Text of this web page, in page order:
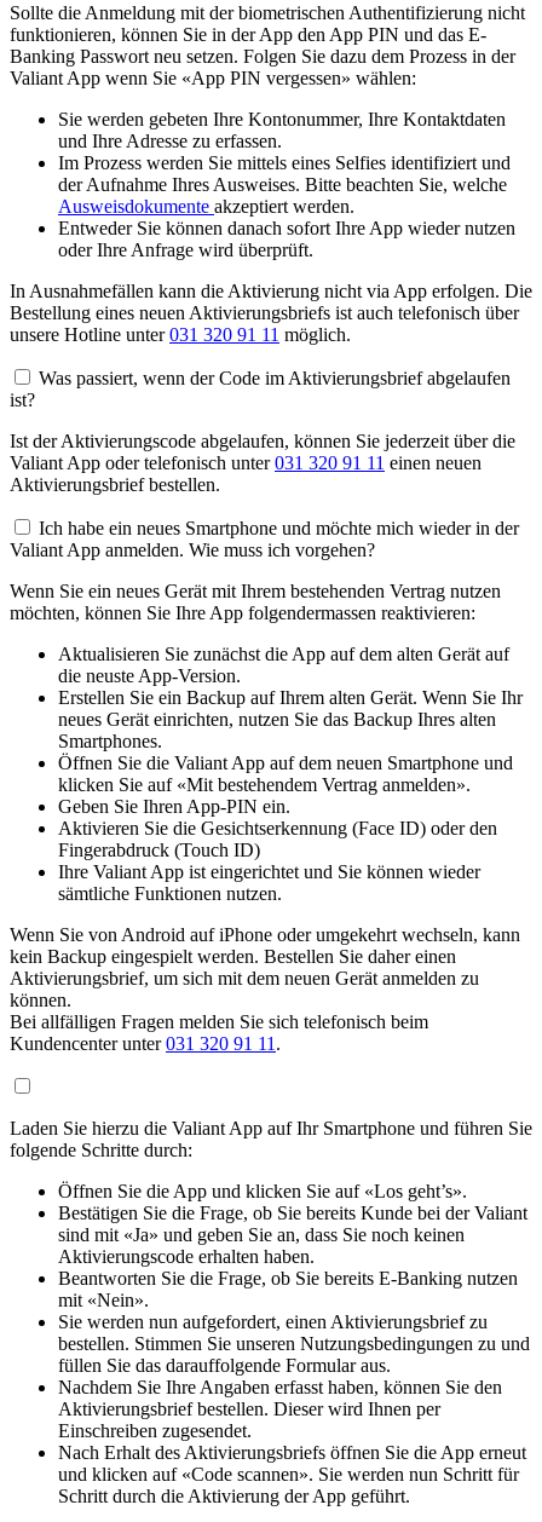
Sollte die Anmeldung mit der biometrischen Authentifizierung nicht
funktionieren, können Sie in der App den App PIN und das E-
Banking Passwort neu setzen. Folgen Sie dazu dem Prozess in der
Valiant App wenn Sie «App PIN vergessen» wählen:
Sie werden gebeten Ihre Kontonummer, Ihre Kontaktdaten
und Ihre Adresse zu erfassen.
Im Prozess werden Sie mittels eines Selfies identifiziert und
der Aufnahme Ihres Ausweises. Bitte beachten Sie, welche
Ausweisdokumente akzeptiert werden.
Entweder Sie können danach sofort Ihre App wieder nutzen
oder Ihre Anfrage wird überprüft.
In Ausnahmefällen kann die Aktivierung nicht via App erfolgen. Die
Bestellung eines neuen Aktivierungsbriefs ist auch telefonisch über
unsere Hotline unter031 320 91 11 möglich.
Was passiert, wenn der Code im Aktivierungsbrief abgelaufen
ist?
Ist der Aktivierungscode abgelaufen, können Sie jederzeit über die
Valiant App oder telefonisch unter031 320 91 11 einen neuen
Aktivierungsbrief bestellen.
Ich habe ein neues Smartphone und möchte mich wieder in der
Valiant App anmelden. Wie muss ich vorgehen?
Wenn Sie ein neues Gerät mit Ihrem bestehenden Vertrag nutzen
möchten, können Sie Ihre App folgendermassen reaktivieren:
Aktualisieren Sie zunächst die App auf dem alten Gerät auf
die neuste App-Version.
Erstellen Sie ein Backup auf Ihrem alten Gerät. Wenn Sie Ihr
neues Gerät einrichten, nutzen Sie das Backup Ihres alten
Smartphones.
Öffnen Sie die Valiant App auf dem neuen Smartphone und
klicken Sie auf «Mit bestehendem Vertrag anmelden».
Geben Sie Ihren App-PIN ein.
Aktivieren Sie die Gesichtserkennung (Face ID) oder den
Fingerabdruck (Touch ID)
Ihre Valiant App ist eingerichtet und Sie können wieder
sämtliche Funktionen nutzen.
Wenn Sie von Android auf iPhone oder umgekehrt wechseln, kann
kein Backup eingespielt werden. Bestellen Sie daher einen
Aktivierungsbrief, um sich mit dem neuen Gerät anmelden zu
können.
Bei allfälligen Fragen melden Sie sich telefonisch beim
Kundencenter unter031 320 91 11 .
Laden Sie hierzu die Valiant App auf Ihr Smartphone und führen Sie
folgende Schritte durch:
Öffnen Sie die App und klicken Sie auf «Los geht’s».
Bestätigen Sie die Frage, ob Sie bereits Kunde bei der Valiant
sind mit «Ja» und geben Sie an, dass Sie noch keinen
Aktivierungscode erhalten haben.
Beantworten Sie die Frage, ob Sie bereits E-Banking nutzen
mit «Nein».
Sie werden nun aufgefordert, einen Aktivierungsbrief zu
bestellen. Stimmen Sie unseren Nutzungsbedingungen zu und
füllen Sie das darauffolgende Formular aus.
Nachdem Sie Ihre Angaben erfasst haben, können Sie den
Aktivierungsbrief bestellen. Dieser wird Ihnen per
Einschreiben zugesendet.
Nach Erhalt des Aktivierungsbriefs öffnen Sie die App erneut
und klicken auf «Code scannen». Sie werden nun Schritt für
Schritt durch die Aktivierung der App geführt.